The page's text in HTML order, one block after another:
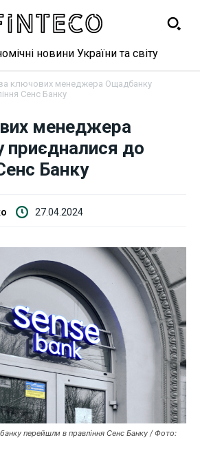
новини України та світу
ключових менеджера Ощадбанку
Сенс Банку
менеджера
до
Банку
27.04.2024
перейшли в правління Сенс Банку / Фото: